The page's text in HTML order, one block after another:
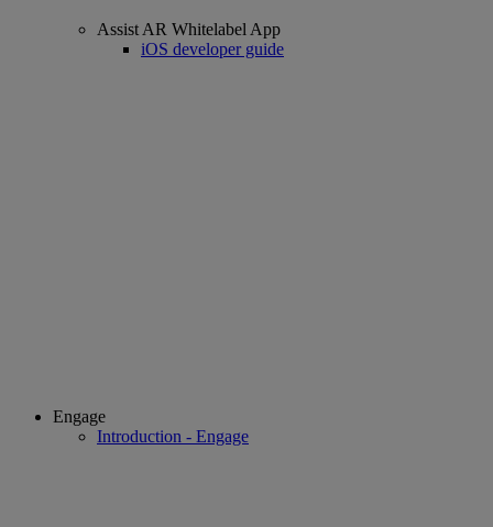
Assist AR Whitelabel App
iOS developer guide
Engage
Introduction - Engage